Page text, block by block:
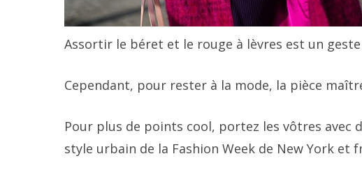
Assortir le béret et le rouge à lèvres est un
Cependant, pour rester à la mode, la pièce
Pour plus de points cool, portez les vôtres avec
style urbain de la Fashion Week de New York et